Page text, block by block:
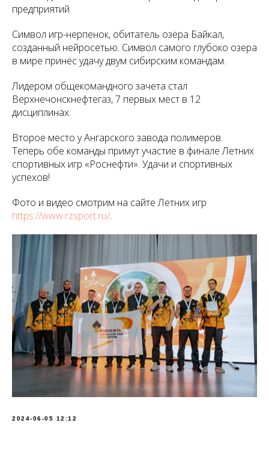
предприятий.
Символ игр-нерпенок, обитатель озёра Байкал,
созданный нейросетью. Символ самого глубоко озера
в мире принёс удачу двум сибирским командам.
Лидером общекомандного зачета стал
Верхнечонскнефтегаз, 7 первых мест в 12
дисциплинах.
Второе место у Ангарского завода полимеров.
Теперь обе команды примут участие в финале Летних
спортивных игр «Роснефти». Удачи и спортивных
успехов!
Фото и видео смотрим на сайте Летних игр
https://www.rzsport.ru/.
2024-06-05 12:12